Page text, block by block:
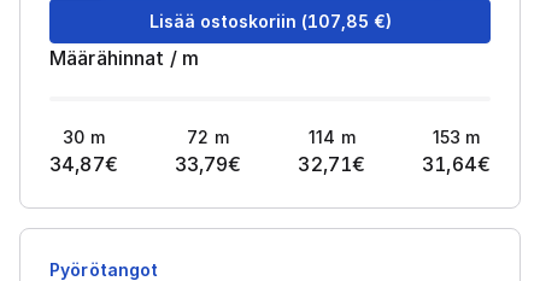
Lisää ostoskoriin (107,85 €)
Määrähinnat / m
30 m
34,87€
72 m
33,79€
114 m
32,71€
153 m
31,64€
Pyörötangot